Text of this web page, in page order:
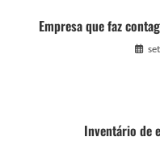
Empresa que faz
Inventário de